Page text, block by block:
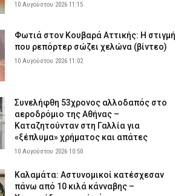
10 Αυγούστου 2026 11:15
Φωτιά στον Κουβαρά Αττικής: Η στιγμή
που ρεπόρτερ σώζει χελώνα (βίντεο)
10 Αυγούστου 2026 11:02
Συνελήφθη 53χρονος αλλοδαπός στο
αεροδρόμιο της Αθήνας –
Καταζητούνταν στη Γαλλία για
«ξέπλυμα» χρήματος και απάτες
10 Αυγούστου 2026 10:50
Καλαμάτα: Αστυνομικοί κατέσχεσαν
πάνω από 10 κιλά κάνναβης –